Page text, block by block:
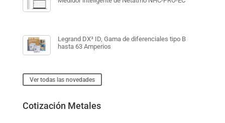
Legrand DX³ ID, Gama de diferenciales tipo B
hasta 63 Amperios
Ver todas las novedades
Cotización Metales